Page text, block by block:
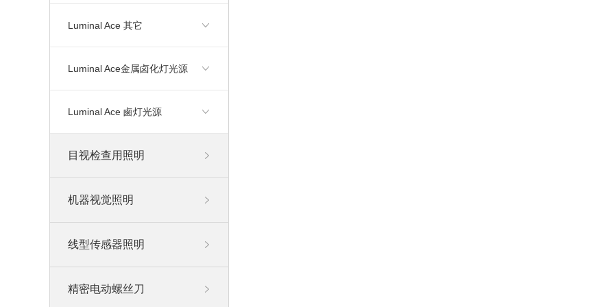
Luminal Ace 其它
Luminal Ace金属卤化灯光源
Luminal Ace 鹵灯光源
目视检查用照明
机器视觉照明
线型传感器照明
精密电动螺丝刀